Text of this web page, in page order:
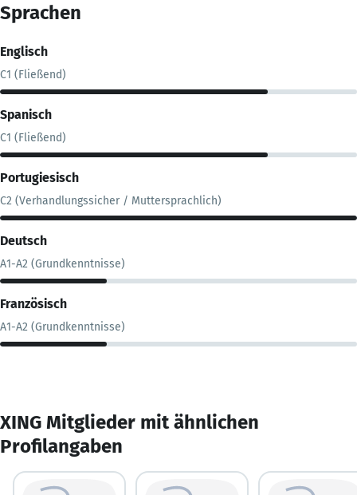
Sprachen
Englisch
C1 (Fließend)
Spanisch
C1 (Fließend)
Portugiesisch
C2 (Verhandlungssicher / Muttersprachlich)
Deutsch
A1-A2 (Grundkenntnisse)
Französisch
A1-A2 (Grundkenntnisse)
XING Mitglieder mit ähnlichen
Profilangaben